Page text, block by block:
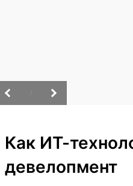
Как ИТ-
девелопмент